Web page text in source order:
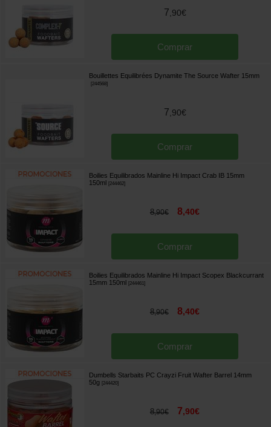
7 90€
Comprar
Bouillettes Equilibrées Dynamite The Source Wafter 15mm
[244568]
7 90€
Comprar
Boilies Equilibrados Mainline Hi Impact Crab IB 15mm
150ml [244462]
8,90€ 8,40€
Comprar
Boilies Equilibrados Mainline Hi Impact Scopex Blackcurrant
15mm 150ml [244461]
8,90€ 8,40€
Comprar
Dumbells Starbaits PC Crayzi Fruit Wafter Barrel 14mm
50g [244420]
8,90€ 7,90€